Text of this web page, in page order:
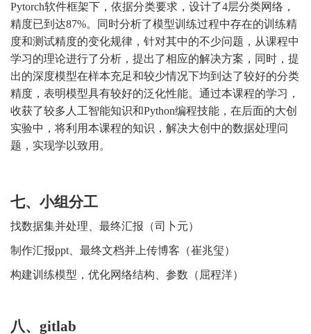
Pytorch软件框架下，依据分类要求，设计了4层分类网络，
精度已到达87%。同时分析了模型训练过程中存在的训练精
度和测试精度的变化规律，针对其中的不少问题，从课程中
学习的理论进行了分析，提出了相应的解决方案，同时，提
出的深度模型在样本充足和较少情况下均到达了较好的分类
精度，表明模型具有较好的泛化性能。通过本课程的学习，
收获了较多人工智能知识和Python编程技能，在后面的大创
实验中，将利用本课程的知识，解决大创中的数据处理问
题，实现学以致用。
七、小组分工
找数据集并处理 、最终汇报（司卜元）
制作汇报ppt、最终文档并上传博客（崔兆玺）
构建训练模型，优化网络结构、参数（屈程洋）
八、 gitlab